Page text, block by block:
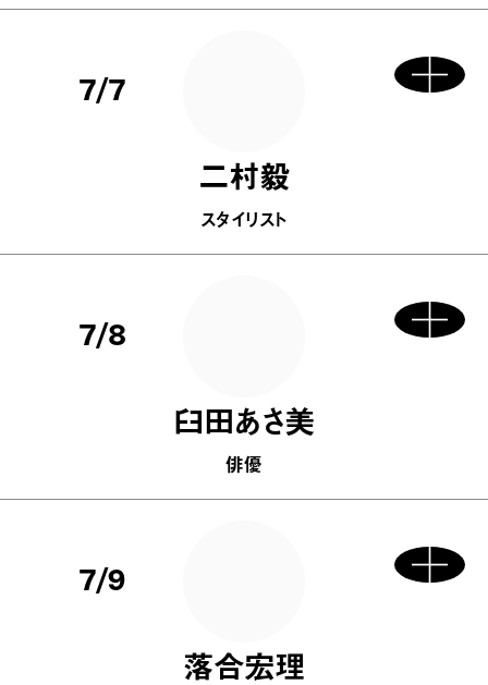
7/7
二村毅
スタイリスト
7/8
臼田あさ美
俳優
7/9
落合宏理